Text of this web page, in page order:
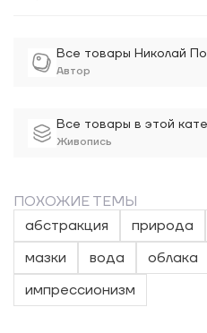
Все товары Николай
Автор
Все товары в этой
Живопись
ПОХОЖИЕ ТЕМЫ
абстракция
природа
мазки
вода облака
импрессионизм